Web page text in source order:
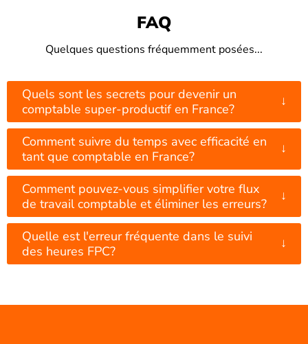
FAQ
Quelques questions fréquemment posées...
Quels sont les secrets pour devenir un
comptable super-productif en France?
↓
Comment suivre du temps avec efficacité en
tant que comptable en France?
↓
Comment pouvez-vous simplifier votre flux
de travail comptable et éliminer les erreurs?
↓
Quelle est l'erreur fréquente dans le suivi
des heures FPC?
↓